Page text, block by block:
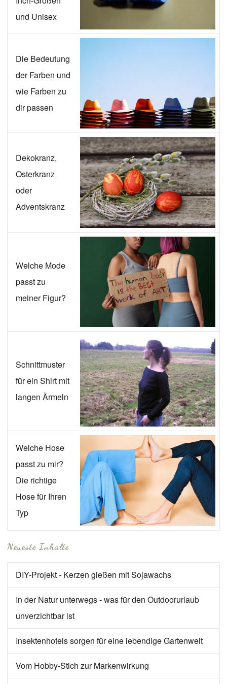
und Unisex
Die Bedeutung
der Farben und
wie Farben zu
dir passen
Dekokranz,
Osterkranz
oder
Adventskranz
Welche Mode
passt zu
meiner Figur?
Schnittmuster
für ein Shirt mit
langen Ärmeln
Welche Hose
passt zu mir?
Die richtige
Hose für Ihren
Typ
Neueste Inhalte
DIY-Projekt - Kerzen gießen mit Sojawachs
In der Natur unterwegs - was für den Outdoorurlaub
unverzichtbar ist
Insektenhotels sorgen für eine lebendige Gartenwelt
Vom Hobby-Stich zur Markenwirkung